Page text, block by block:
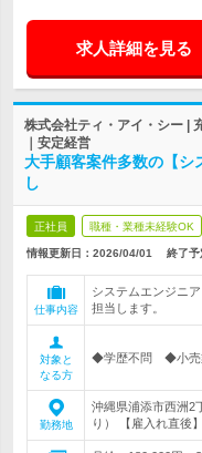
求人詳細を見る
株式会社ティ・アイ・シー |
｜安定経営
大手顧客案件多数の【
し
正社員 職種・業種未経験OK
情報更新日：2026/04/01 終了予
仕事内容
システムエンジニ
担当します。
対象と
なる方
◆学歴不問 ◆小売
勤務地
沖縄県浦添市西洲2
り） 【雇入れ直後